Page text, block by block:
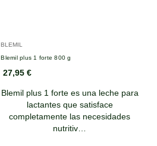
BLEMIL
Blemil plus 1 forte 800 g
27,95 €
Blemil plus 1 forte es una leche para
lactantes que satisface
completamente las necesidades
nutritiv…